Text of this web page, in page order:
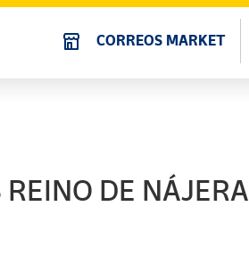
CORREOS MARKET
DE NÁJERA